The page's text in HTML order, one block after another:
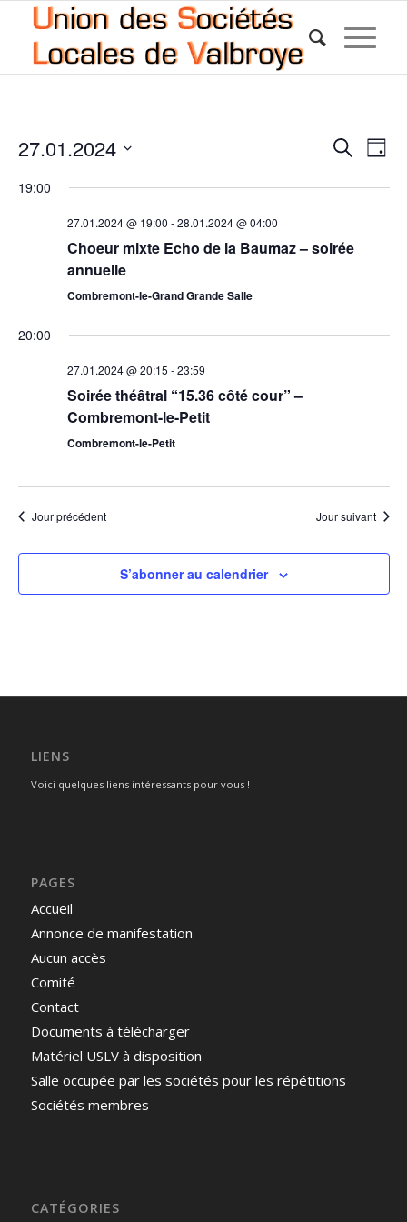
vues
Recherche
de
Jour
27.01.2024
une
19:00
27.01.2024 @ 19:00 -28.01.2024 @ 04:00
Choeur mixte Echo de la Baumaz – soirée
annuelle
Combremont-le-Grand Grande Salle
20:00
27.01.2024 @ 20:15 -23:59
Soirée théâtral “15.36 côté cour” –
Combremont-le-Petit
Combremont-le-Petit
Jour précédent Jour suivant
S’abonner au calendrier
LIENS
Voici quelques liens intéressants pour vous !
PAGES
Accueil
Annonce de manifestation
Aucun accès
Comité
Contact
Documents à télécharger
Matériel USLV à disposition
Salle occupée par les sociétés pour les répétitions
Sociétés membres
CATÉGORIES